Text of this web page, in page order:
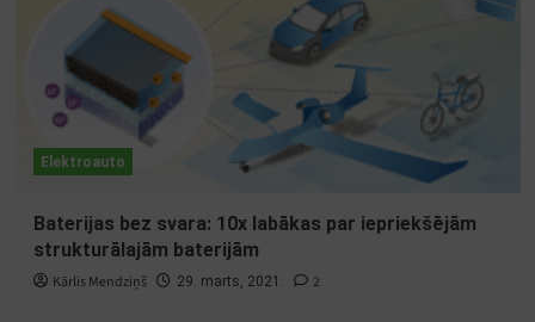
Elektroauto
Baterijas bez svara: 10x labākas par iepriekšējām
strukturālajām baterijām
Kārlis Mendziņš 29. marts, 2021. 2